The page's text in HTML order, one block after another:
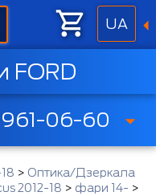
UA
FORD
06-60
> Оптика/Дзеркала
2012-18 > фари 14- >